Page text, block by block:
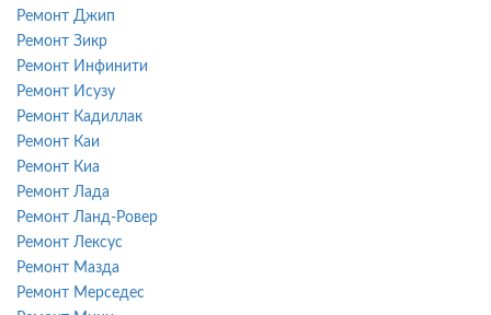
Ремонт Джип
Ремонт Зикр
Ремонт Инфинити
Ремонт Исузу
Ремонт Кадиллак
Ремонт Каи
Ремонт Киа
Ремонт Лада
Ремонт Ланд-Ровер
Ремонт Лексус
Ремонт Мазда
Ремонт Мерседес